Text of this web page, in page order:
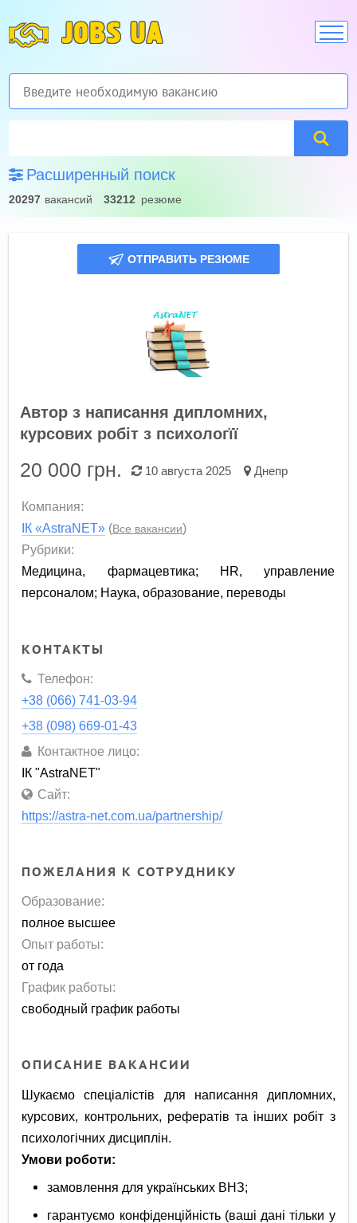
JOBS UA
Расширенный поиск
20297 вакансий 33212 резюме
ОТПРАВИТЬ РЕЗЮМЕ
Автор з написання дипломних,
курсових робіт з психологїї
20 000 грн. 10 августа 2025 Днепр
Компания:
ІК «AstraNET» (Все вакансии)
Рубрики:
Медицина, фармацевтика;
HR, управление
персоналом; Наука, образование, переводы
КОНТАКТЫ
Телефон:
+38 (066) 741-03-94
+38 (098) 669-01-43
Контактное лицо:
ІК "AstraNET"
Сайт:
https://astra-net.com.ua/partnership/
ПОЖЕЛАНИЯ К СОТРУДНИКУ
Образование:
полное высшее
Опыт работы:
от года
График работы:
свободный график работы
ОПИСАНИЕ ВАКАНСИИ
Шукаємо спеціалістів для написання дипломних,
курсових, контрольних, рефератів та інших робіт з
психологічних дисциплін.
Умови роботи:
замовлення для українських ВНЗ;
гарантуємо конфіденційність (ваші дані тільки у